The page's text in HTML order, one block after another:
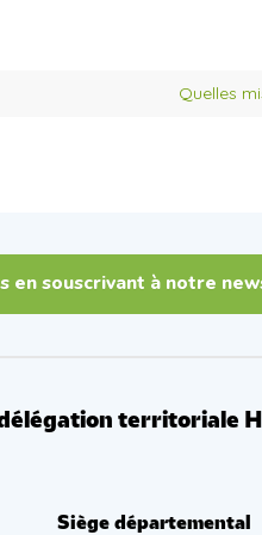
Quelles
en souscrivant à notre
délégation territoriale
Siège départemental